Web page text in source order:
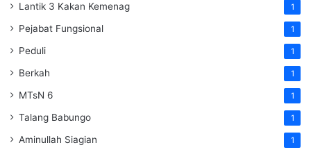
Lantik 3 Kakan Kemenag 1
Pejabat Fungsional 1
Peduli 1
Berkah 1
MTsN 6 1
Talang Babungo 1
Aminullah Siagian 1